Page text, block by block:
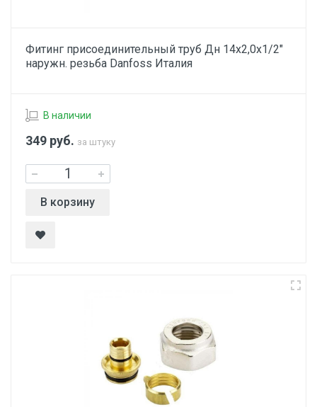
Фитинг присоединительный труб Дн 14х2,0х1/2"
наружн. резьба Danfoss Италия
В наличии
349 руб. за штуку
В корзину